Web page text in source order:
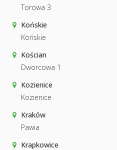
Torowa 3
Końskie
Końskie
Kościan
Dworcowa 1
Kozienice
Kozienice
Kraków
Pawia
Krapkowice